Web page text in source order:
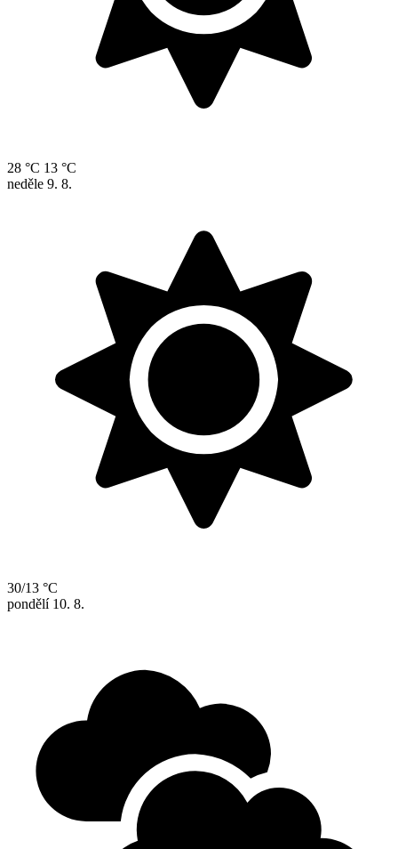
28 °C 13 °C
neděle 9. 8.
30/13 °C
pondělí 10. 8.